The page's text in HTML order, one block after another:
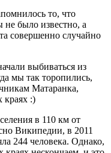
то, что
было известно, а
совершенно случайно
выбиваться из
мы так торопились,
Матаранка,
краях :)
в 110 км от
Википедии, в 2011
244 человека. Однако,